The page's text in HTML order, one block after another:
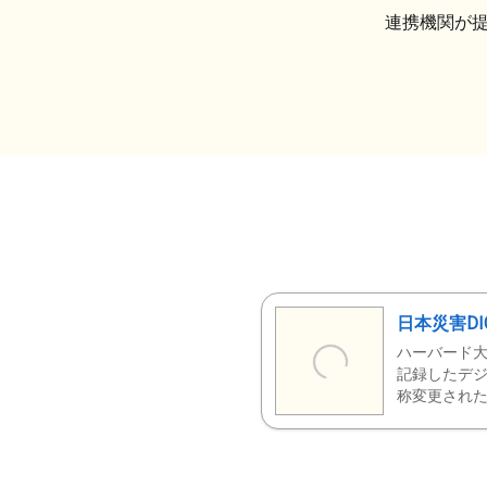
連携機関が
日本災害
ハーバード
記録したデ
称変更された